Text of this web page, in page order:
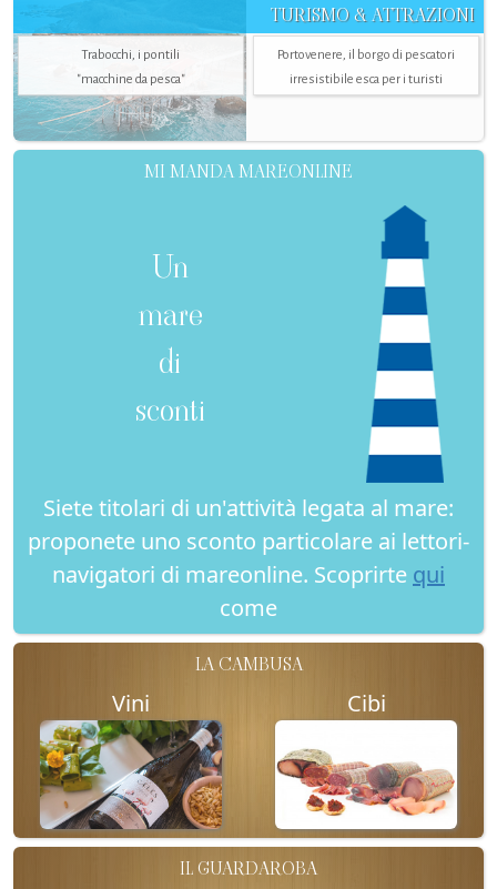
TURISMO & ATTRAZIONI
Trabocchi, i pontili
"macchine da pesca"
Portovenere, il borgo di pescatori
irresistibile esca per i turisti
MI MANDA MAREONLINE
Un
mare
di
sconti
Siete titolari di un'attività legata al mare:
proponete uno sconto particolare ai lettori-
navigatori di mareonline. Scoprirte qui
come
LA CAMBUSA
Vini Cibi
IL GUARDAROBA